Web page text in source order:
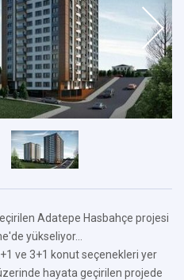
Adatepe Hasbahçe projesi
yükseliyor...
ve 3+1 konut seçenekleri yer
hayata geçirilen projede